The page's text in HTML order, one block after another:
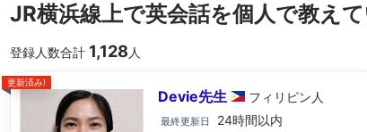
JR横浜線上で英会話を個人で教え
登録人数合計 1,128 人
更新済み!
Devie先生 フィリピン 人
最終更新日 24時間以内